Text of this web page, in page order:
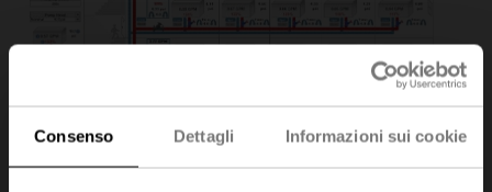
Consenso Dettagli Informazioni sui cookie